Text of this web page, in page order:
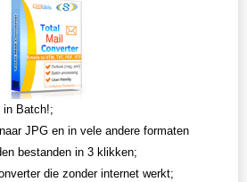
in Batch!;
JPG en in vele andere formaten
bestanden in 3 klikken;
die zonder internet werkt;